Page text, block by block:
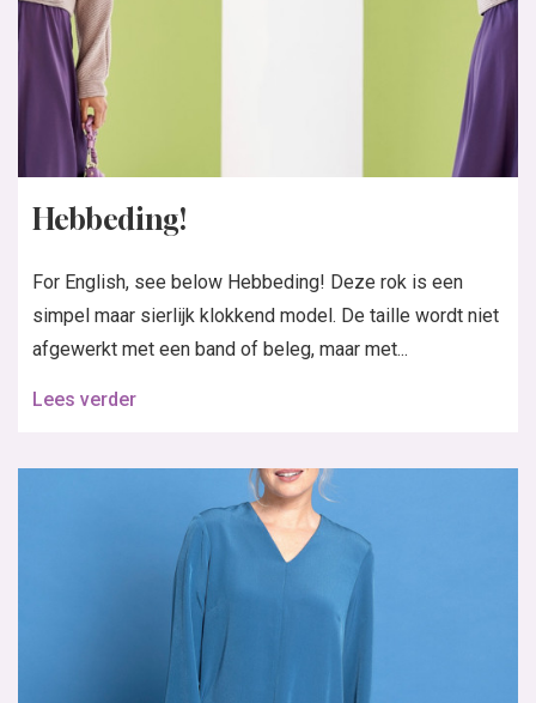
Hebbeding!
For English, see below Hebbeding! Deze rok is een
simpel maar sierlijk klokkend model. De taille wordt niet
afgewerkt met een band of beleg, maar met...
Lees verder